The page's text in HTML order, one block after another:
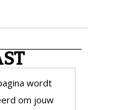
wordt
om jouw